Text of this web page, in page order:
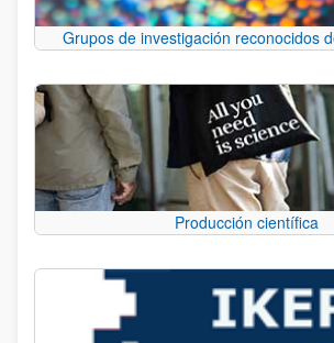
Grupos de investigación reconocidos
Producción científica